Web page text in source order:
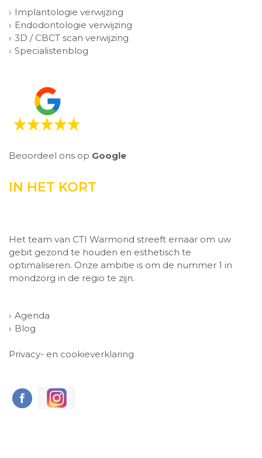
Implantologie verwijzing
Endodontologie verwijzing
3D / CBCT scan verwijzing
Specialistenblog
Beoordeel ons op Google
IN HET KORT
Het team van CTI Warmond streeft ernaar om uw
gebit gezond te houden en esthetisch te
optimaliseren. Onze ambitie is om de nummer 1 in
mondzorg in de regio te zijn.
Agenda
Blog
Privacy- en cookieverklaring